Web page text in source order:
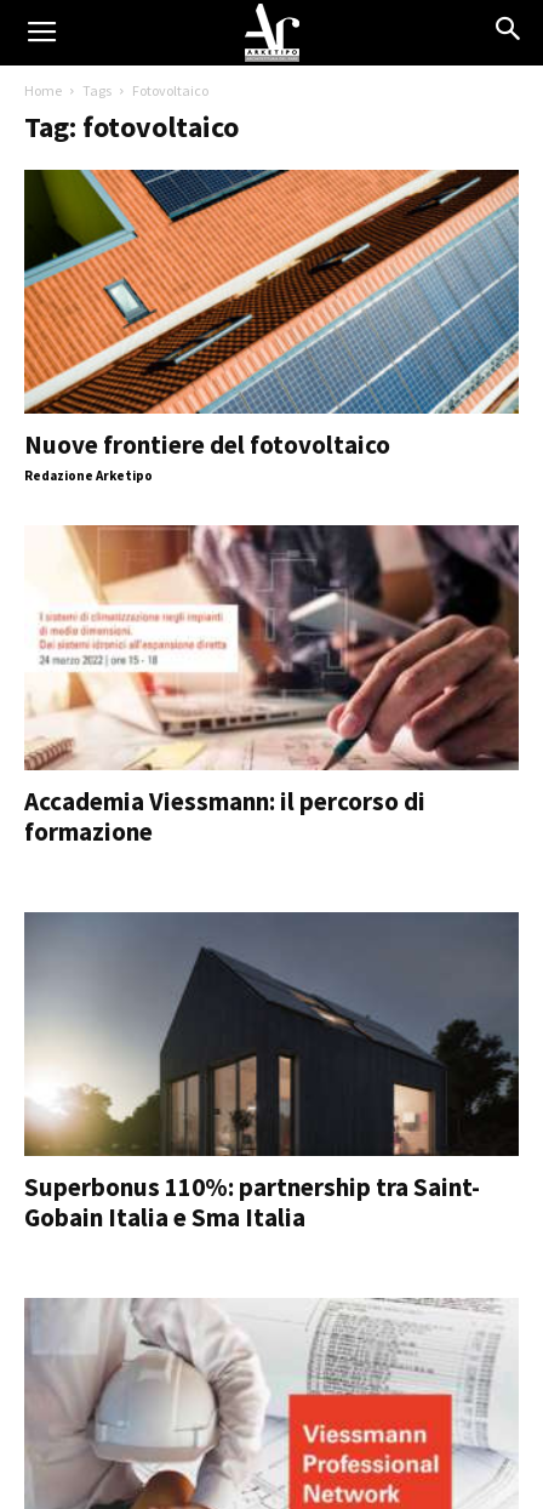
Home Tags Fotovoltaico
Tag: fotovoltaico
Nuove frontiere del fotovoltaico
Redazione Arketipo
Accademia Viessmann: il percorso di
formazione
Superbonus 110%: partnership tra Saint-
Gobain Italia e Sma Italia